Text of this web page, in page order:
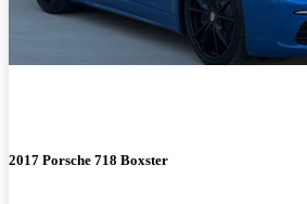
2017 Porsche 718 Boxster